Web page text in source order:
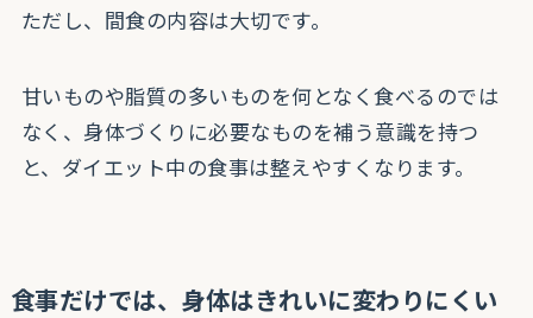
ただし、間食の内容は大切です。
甘いものや脂質の多いものを何となく食べるのでは
なく、身体づくりに必要なものを補う意識を持つ
と、ダイエット中の食事は整えやすくなります。
食事だけでは、身体はきれいに変わりにくい